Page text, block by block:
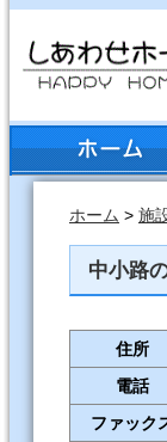
ホーム > 施
中小路
住所
電話
ファック